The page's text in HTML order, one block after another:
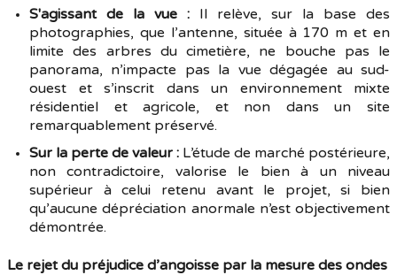
S'agissant de la vue : Il relève, sur la base des
photographies, que l’antenne, située à 170 m et en
limite des arbres du cimetière, ne bouche pas le
panorama, n’impacte pas la vue dégagée au sud-
ouest et s’inscrit dans un environnement mixte
résidentiel et agricole, et non dans un site
remarquablement préservé.
Sur la perte de valeur : L’étude de marché postérieure,
non contradictoire, valorise le bien à un niveau
supérieur à celui retenu avant le projet, si bien
qu’aucune dépréciation anormale n’est objectivement
démontrée.
Le rejet du préjudice d’angoisse par la mesure des ondes